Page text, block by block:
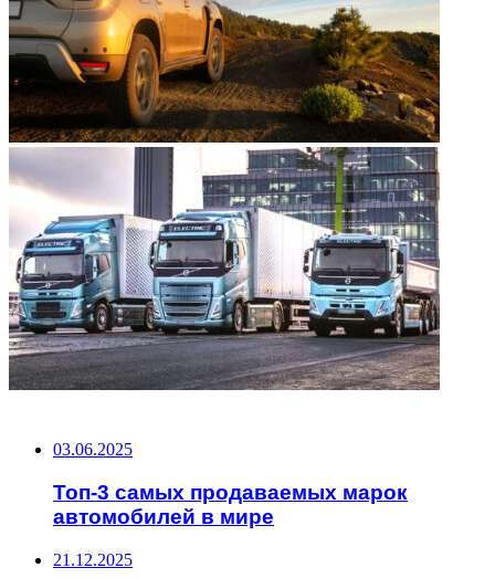
03.06.2025
Топ-3 самых продаваемых марок
автомобилей в мире
21.12.2025